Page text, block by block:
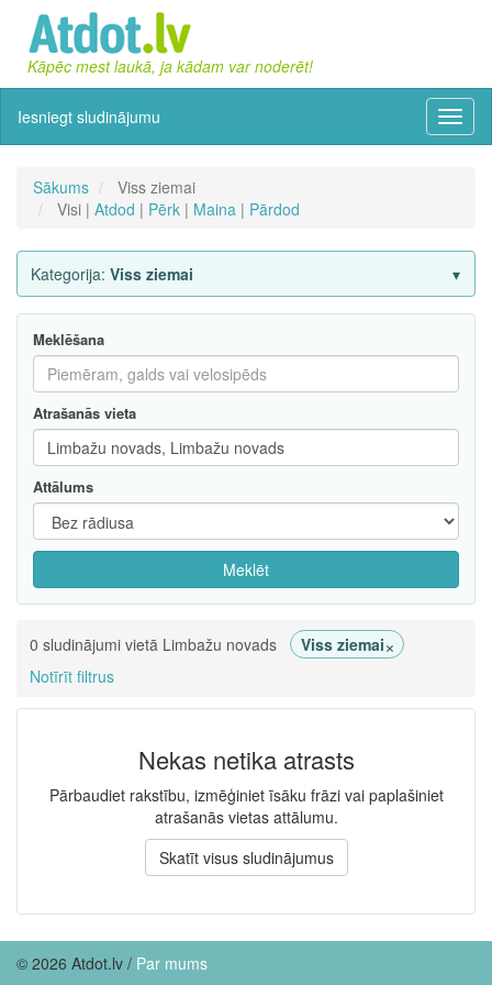
Kāpēc mest laukā, ja kādam var noderēt!
Iesniegt sludinājumu
Sākums
Viss ziemai
Visi | Atdod | Pērk | Maina | Pārdod
Kategorija: Viss ziemai
Meklēšana
Atrašanās vieta
Attālums
Meklēt
0 sludinājumi vietā Limbažu novads Viss ziemai×
Notīrīt filtrus
Nekas netika atrasts
Pārbaudiet rakstību, izmēģiniet īsāku frāzi vai paplašiniet
atrašanās vietas attālumu.
Skatīt visus sludinājumus
© 2026 Atdot.lv / Par mums